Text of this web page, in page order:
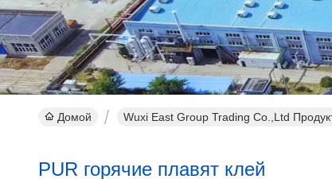
Домой Wuxi East Group Trading Co.,Ltd
PUR горячие плавят клей